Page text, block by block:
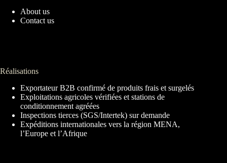
About us
Contact us
Réalisations
Exportateur B2B confirmé de produits frais et surgelés
Exploitations agricoles vérifiées et stations de
conditionnement agréées
Inspections tierces (SGS/Intertek) sur demande
Expéditions internationales vers la région MENA,
l’Europe et l’Afrique